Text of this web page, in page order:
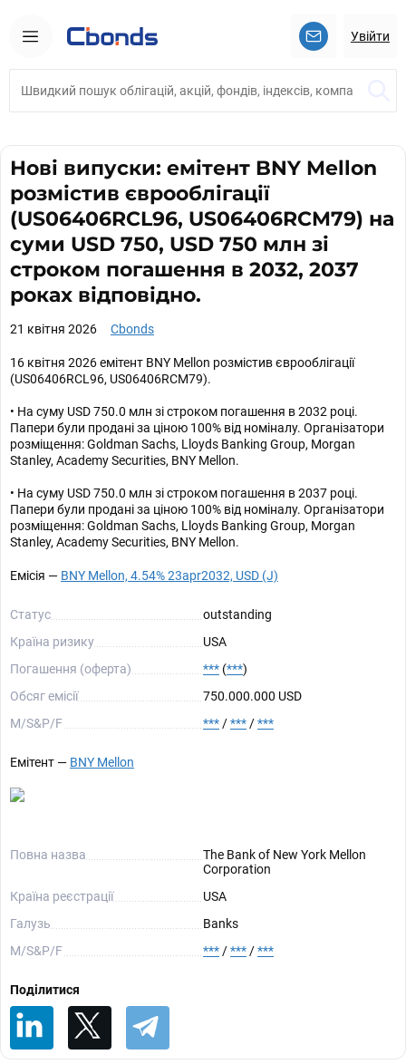
Увійти
Нові випуски: емітент BNY Mellon
розмістив єврооблігації
(US06406RCL96, US06406RCM79) на
суми USD 750, USD 750 млн зі
строком погашення в 2032, 2037
роках відповідно.
21 квітня 2026 Cbonds
16 квітня 2026 емітент BNY Mellon розмістив єврооблігації
(US06406RCL96, US06406RCM79).
• На суму USD 750.0 млн зі строком погашення в 2032 році.
Папери були продані за ціною 100% від номіналу. Організатори
розміщення: Goldman Sachs, Lloyds Banking Group, Morgan
Stanley, Academy Securities, BNY Mellon.
• На суму USD 750.0 млн зі строком погашення в 2037 році.
Папери були продані за ціною 100% від номіналу. Організатори
розміщення: Goldman Sachs, Lloyds Banking Group, Morgan
Stanley, Academy Securities, BNY Mellon.
Емісія — BNY Mellon, 4.54% 23apr2032, USD (J)
Статус
outstanding
Країна ризику
USA
Погашення (оферта)
*** (***)
Обсяг емісії
750.000.000 USD
М/S&P/F
*** /*** /***
Емітент — BNY Mellon
Повна назва
The Bank of New York Mellon
Corporation
Країна реєстрації
USA
Галузь
Banks
М/S&P/F
*** /*** /***
Поділитися